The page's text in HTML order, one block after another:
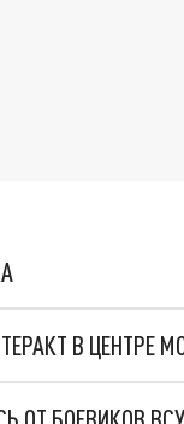
В ЦЕНТРЕ